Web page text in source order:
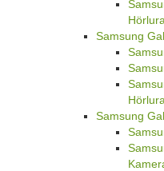
Samsung
Samsung